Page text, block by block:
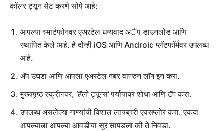
कॉलर ट्यून सेट करणे सोपे आहे:
आपल्या स्मार्टफोनवर एअरटेल धन्यवाद अॅप डाउनलोड आणि
स्थापित केले आहे. हे दोन्ही iOS आणि Android प्लॅटफॉर्मवर उपलब्ध
आहे.
अ‍ॅप उघडा आणि आपला एअरटेल नंबर वापरुन लॉग इन करा.
मुख्यपृष्ठ स्क्रीनवर, ‘हॅलो ट्यून्स’ पर्यायावर शोधा आणि टॅप करा.
उपलब्ध असलेल्या गाण्यांची विशाल लायब्ररी एक्सप्लोर करा. एकदा
आपल्याला आपल्या आवडीचा सूर सापडला की ते निवडा.